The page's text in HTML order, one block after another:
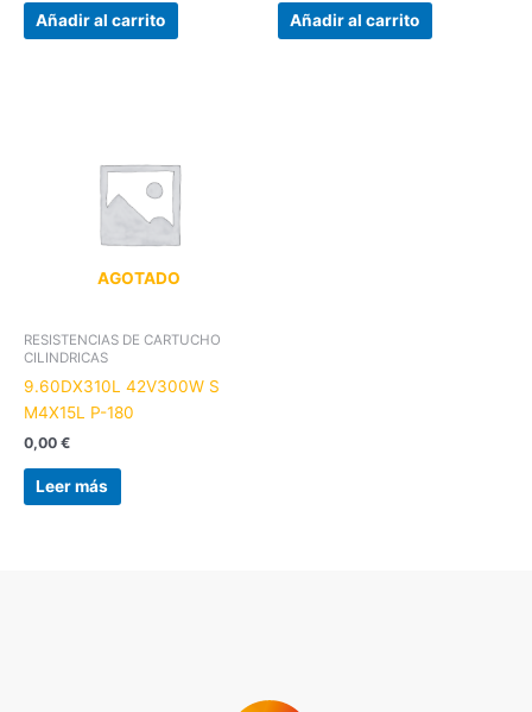
Añadir al carrito Añadir al carrito
AGOTADO
RESISTENCIAS DE CARTUCHO
CILINDRICAS
9.60DX310L 42V300W S
M4X15L P-180
0,00 €
Leer más